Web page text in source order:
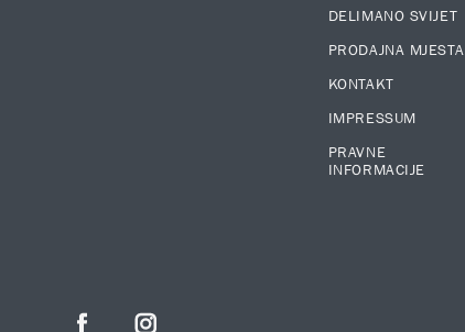
DELIMANO SVIJET
PRODAJNA MJESTA
KONTAKT
IMPRESSUM
PRAVNE
INFORMACIJE